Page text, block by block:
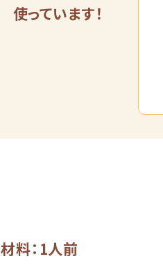
使っています！
材料：1人前